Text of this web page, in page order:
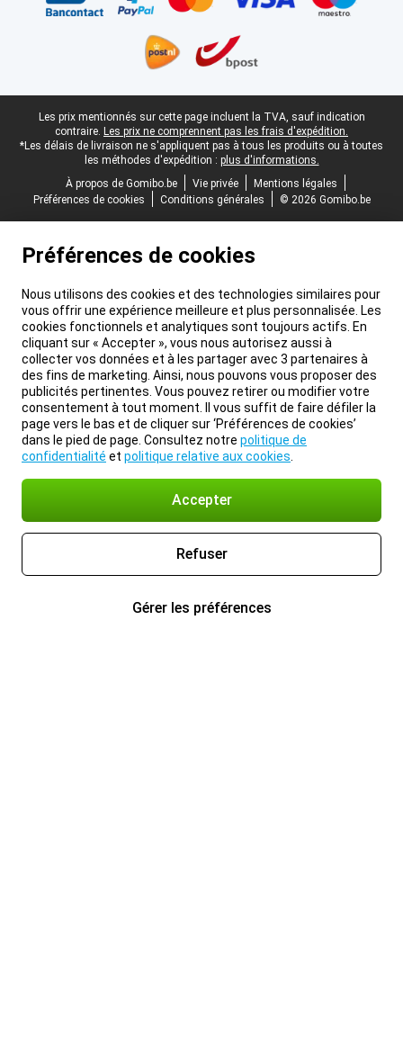
Pied-de-page légal
Les prix mentionnés sur cette page incluent la TVA, sauf indication
contraire. Les prix ne comprennent pas les frais d'expédition.
*Les délais de livraison ne s'appliquent pas à tous les produits ou à toutes
les méthodes d'expédition : plus d'informations.
À propos de Gomibo.be
Vie privée
Mentions légales
Préférences de cookies
Conditions générales © 2026 Gomibo.be
Préférences de cookies
Nous utilisons des cookies et des technologies similaires pour
vous offrir une expérience meilleure et plus personnalisée. Les
cookies fonctionnels et analytiques sont toujours actifs. En
cliquant sur « Accepter », vous nous autorisez aussi à
collecter vos données et à les partager avec 3 partenaires à
des fins de marketing. Ainsi, nous pouvons vous proposer des
publicités pertinentes. Vous pouvez retirer ou modifier votre
consentement à tout moment. Il vous suffit de faire défiler la
page vers le bas et de cliquer sur ‘Préférences de cookies’
dans le pied de page. Consultez notre politique de
confidentialité et politique relative aux cookies
Accepter
Refuser
Gérer les préférences